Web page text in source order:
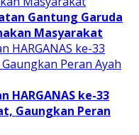
Gantung Garuda
Masyarakat
HARGANAS ke-33
Gaungkan Peran